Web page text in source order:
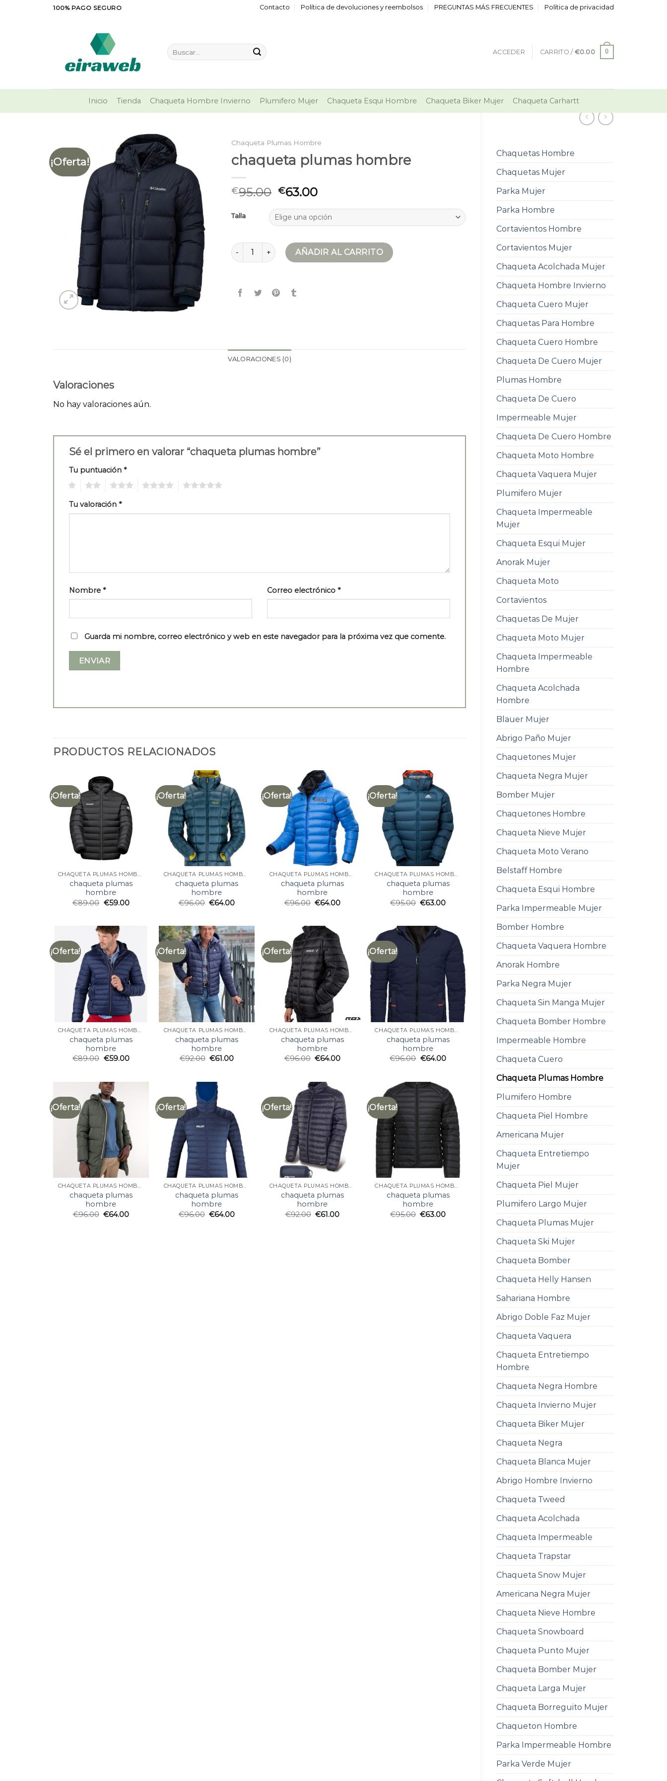
100% PAGO SEGURO Contacto Política de devoluciones y reembolsos PREGUNTAS MÁS FRECUENTES Política de privacidad
Buscar
por:
ACCEDER CARRITO / €0.00 0
Inicio Tienda Chaqueta Hombre Invierno Plumifero Mujer Chaqueta Esqui Hombre Chaqueta Biker Mujer Chaqueta Carhartt
Chaquetas Hombre
Chaquetas Mujer
Parka Mujer
Parka Hombre
Cortavientos Hombre
Cortavientos Mujer
Chaqueta Acolchada Mujer
Chaqueta Hombre Invierno
Chaqueta Cuero Mujer
Chaquetas Para Hombre
Chaqueta Cuero Hombre
Chaqueta De Cuero Mujer
Plumas Hombre
Chaqueta De Cuero
Impermeable Mujer
Chaqueta De Cuero Hombre
Chaqueta Moto Hombre
Chaqueta Vaquera Mujer
Plumifero Mujer
Chaqueta Impermeable
Mujer
Chaqueta Esqui Mujer
Anorak Mujer
Chaqueta Moto
Cortavientos
Chaquetas De Mujer
Chaqueta Moto Mujer
Chaqueta Impermeable
Hombre
Chaqueta Acolchada
Hombre
Blauer Mujer
Abrigo Paño Mujer
Chaquetones Mujer
Chaqueta Negra Mujer
Bomber Mujer
Chaquetones Hombre
Chaqueta Nieve Mujer
Chaqueta Moto Verano
Belstaff Hombre
Chaqueta Esqui Hombre
Parka Impermeable Mujer
Bomber Hombre
Chaqueta Vaquera Hombre
Anorak Hombre
Parka Negra Mujer
Chaqueta Sin Manga Mujer
Chaqueta Bomber Hombre
Impermeable Hombre
Chaqueta Cuero
Chaqueta Plumas Hombre
Plumifero Hombre
Chaqueta Piel Hombre
Americana Mujer
Chaqueta Entretiempo
Mujer
Chaqueta Piel Mujer
Plumifero Largo Mujer
Chaqueta Plumas Mujer
Chaqueta Ski Mujer
Chaqueta Bomber
Chaqueta Helly Hansen
Sahariana Hombre
Abrigo Doble Faz Mujer
Chaqueta Vaquera
Chaqueta Entretiempo
Hombre
Chaqueta Negra Hombre
Chaqueta Invierno Mujer
Chaqueta Biker Mujer
Chaqueta Negra
Chaqueta Blanca Mujer
Abrigo Hombre Invierno
Chaqueta Tweed
Chaqueta Acolchada
Chaqueta Impermeable
Chaqueta Trapstar
Chaqueta Snow Mujer
Americana Negra Mujer
Chaqueta Nieve Hombre
Chaqueta Snowboard
Chaqueta Punto Mujer
Chaqueta Bomber Mujer
Chaqueta Larga Mujer
Chaqueta Borreguito Mujer
Chaqueton Hombre
Parka Impermeable Hombre
Parka Verde Mujer
¡Oferta!
Chaqueta Plumas Hombre
chaqueta plumas hombre
€95.00 €63.00
Talla
chaqueta plumas hombre cantidad
AÑADIR AL CARRITO
VALORACIONES (0)
Valoraciones
No hay valoraciones aún.
Sé el primero en valorar “chaqueta plumas hombre”
Tu puntuación *
Tu valoración *
Nombre * Correo electrónico *
Guarda mi nombre, correo electrónico y web en este navegador para la próxima vez que comente.
PRODUCTOS RELACIONADOS
¡Oferta!
CHAQUETA PLUMAS HOMBRE
chaqueta plumas
hombre
€89.00 €59.00
¡Oferta!
CHAQUETA PLUMAS HOMBRE
chaqueta plumas
hombre
€96.00 €64.00
¡Oferta!
CHAQUETA PLUMAS HOMBRE
chaqueta plumas
hombre
€96.00 €64.00
¡Oferta!
CHAQUETA PLUMAS HOMBRE
chaqueta plumas
hombre
€95.00 €63.00
¡Oferta!
CHAQUETA PLUMAS HOMBRE
chaqueta plumas
hombre
€89.00 €59.00
¡Oferta!
CHAQUETA PLUMAS HOMBRE
chaqueta plumas
hombre
€92.00 €61.00
¡Oferta!
CHAQUETA PLUMAS HOMBRE
chaqueta plumas
hombre
€96.00 €64.00
¡Oferta!
CHAQUETA PLUMAS HOMBRE
chaqueta plumas
hombre
€96.00 €64.00
¡Oferta!
CHAQUETA PLUMAS HOMBRE
chaqueta plumas
hombre
€96.00 €64.00
¡Oferta!
CHAQUETA PLUMAS HOMBRE
chaqueta plumas
hombre
€96.00 €64.00
¡Oferta!
CHAQUETA PLUMAS HOMBRE
chaqueta plumas
hombre
€92.00 €61.00
¡Oferta!
CHAQUETA PLUMAS HOMBRE
chaqueta plumas
hombre
€95.00 €63.00